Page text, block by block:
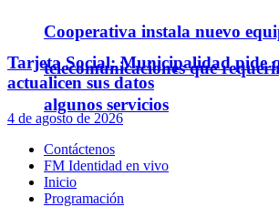
Cooperativa instala nuevo
telecomunicaciones que
algunos servicios
Tarjeta Social: Municipalidad pide
actualicen sus datos
4 de agosto de 2026
Contáctenos
FM Identidad en vivo
Inicio
Programación